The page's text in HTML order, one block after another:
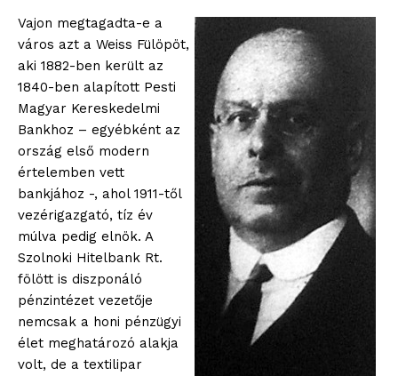
Vajon megtagadta-e a
város azt a Weiss Fülöpöt,
aki 1882-ben került az
1840-ben alapított Pesti
Magyar Kereskedelmi
Bankhoz – egyébként az
ország első modern
értelemben vett
bankjához -, ahol 1911-től
vezérigazgató, tíz év
múlva pedig elnök. A
Szolnoki Hitelbank Rt.
fölött is diszponáló
pénzintézet vezetője
nemcsak a honi pénzügyi
élet meghatározó alakja
volt, de a textilipar